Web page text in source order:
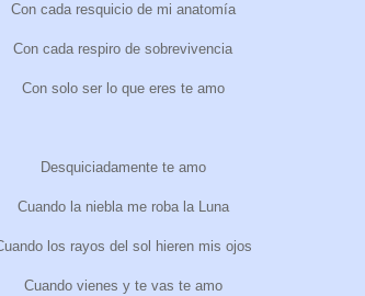
Con cada resquicio de mi anatomía
Con cada respiro de sobrevivencia
Con solo ser lo que eres te amo
Desquiciadamente te amo
Cuando la niebla me roba la Luna
los rayos del sol hieren mis ojos
Cuando vienes y te vas te amo